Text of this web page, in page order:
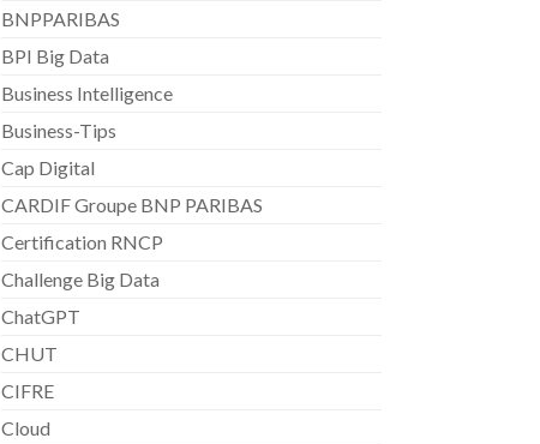
BNPPARIBAS
BPI Big Data
Business Intelligence
Business-Tips
Cap Digital
CARDIF Groupe BNP PARIBAS
Certification RNCP
Challenge Big Data
ChatGPT
CHUT
CIFRE
Cloud